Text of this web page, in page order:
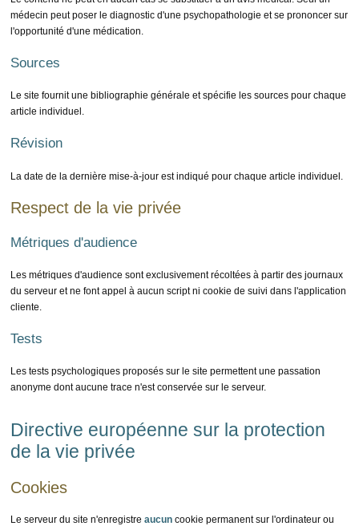
médecin peut poser le diagnostic d'une psychopathologie et se prononcer sur
l'opportunité d'une médication.
Sources
Le site fournit une bibliographie générale et spécifie les sources pour chaque
article individuel.
Révision
La date de la dernière mise-à-jour est indiqué pour chaque article individuel.
Respect de la vie privée
Métriques d'audience
Les métriques d'audience sont exclusivement récoltées à partir des journaux
du serveur et ne font appel à aucun script ni cookie de suivi dans l'application
cliente.
Tests
Les tests psychologiques proposés sur le site permettent une passation
anonyme dont aucune trace n'est conservée sur le serveur.
Directive européenne sur la protection
de la vie privée
Cookies
Le serveur du site n'enregistreaucun cookie permanent sur l'ordinateur ou